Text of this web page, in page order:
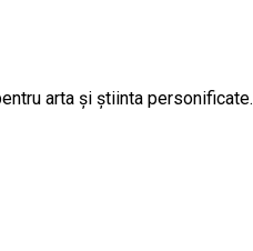
arta şi ştiinta personificate.